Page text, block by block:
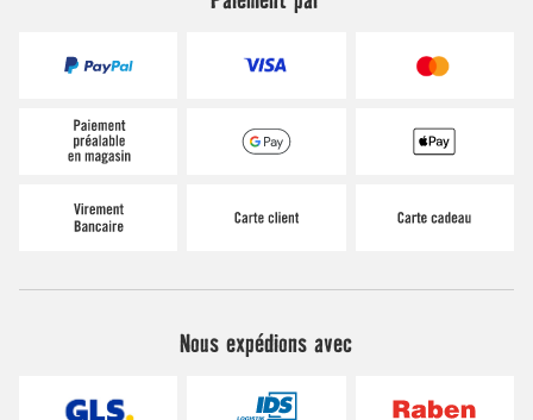
Nous expédions avec